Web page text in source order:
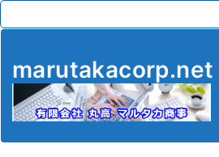
コ
ン
検索:
marutakacorp.net